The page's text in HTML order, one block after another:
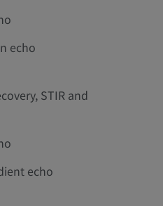
echo
STIR and
echo